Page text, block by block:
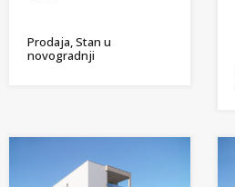
Prodaja, Stan u
novogradnji